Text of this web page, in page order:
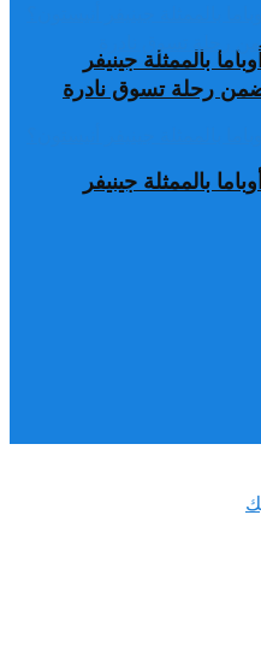
بالممثلة جينيفر
رحلة تسوق نادرة
بالممثلة جينيفر